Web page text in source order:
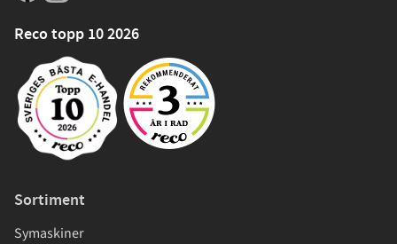
Reco topp 10 2026
Sortiment
Symaskiner